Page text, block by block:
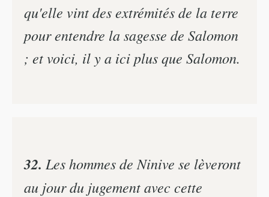
qu'elle vint des extrémités de la terre
pour entendre la sagesse de Salomon
; et voici, il y a ici plus que Salomon.
32. Les hommes de Ninive se lèveront
au jour du jugement avec cette